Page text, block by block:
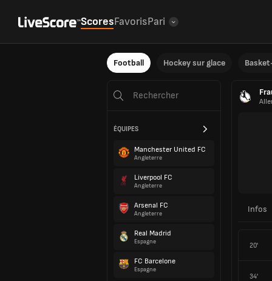
ScoresFavorisPari
Football Hockey sur glace
ÉQUIPES
Manchester United FC
Angleterre
Liverpool FC
Angleterre
Arsenal FC
Angleterre
Real Madrid
Espagne
FC Barcelone
Espagne
Infos
20'
34'